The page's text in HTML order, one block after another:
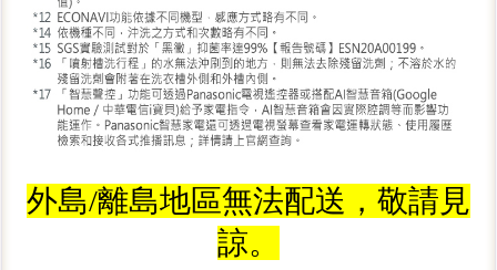
外島/離島地區無法配送，敬請見
諒。